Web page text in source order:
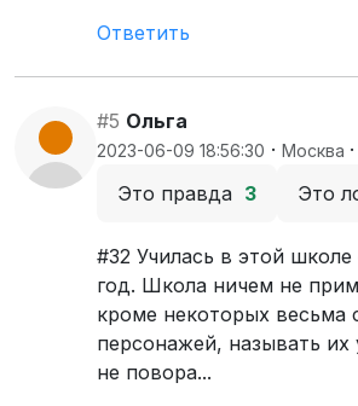
Ответить
#5 Ольга
2023-06-09 18:56:30 · Москва ·
Это правда 3 Это
#32 Училась в этой школе
год. Школа ничем не
кроме некоторых весьма
персонажей, называть их
не повора...